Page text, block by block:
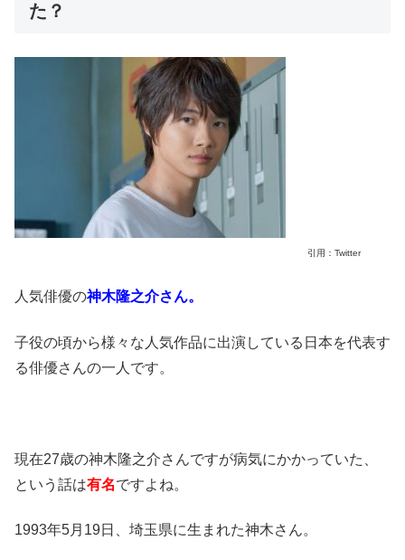
た？
引用：Twitter
人気俳優の神木隆之介さん。
子役の頃から様々な人気作品に出演している日本を代表す
る俳優さんの一人です。
現在27歳の神木隆之介さんですが病気にかかっていた、
という話は有名ですよね。
1993年5月19日、埼玉県に生まれた神木さん。